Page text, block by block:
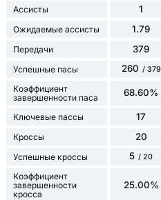
Ассисты 1
Ожидаемые ассисты 1.79
Передачи 379
Успешные пасы 260 / 379
Коэффициент
завершенности паса
68.60%
Ключевые пассы 17
Кроссы 20
Успешные кроссы 5 / 20
Коэффициент
завершенности
кросса
25.00%